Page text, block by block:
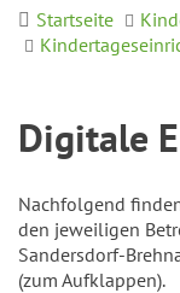
Startseite
Digitale
Nachfolgend
den jeweiligen
Sandersdorf-
(zum Aufklappen).